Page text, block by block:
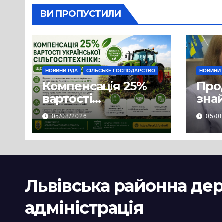
ВИ ПРОПУСТИЛИ
НОВИНИ РДА СІЛЬСЬКЕ ГОСПОДАРСТВО
Компенсація 25%
вартості
української
сільгосптехніки:
що змінилося для
05/08/2026
НОВИНИ
05/
Львівська районна
адміністрація